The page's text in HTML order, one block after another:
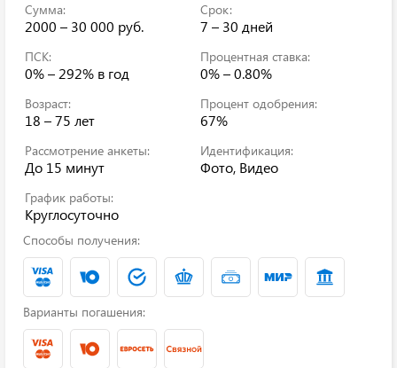
Сумма:
2000 – 30 000 руб.
Срок:
7 – 30 дней
ПСК:
0% – 292% в год
Процентная ставка:
0% – 0.80%
Возраст:
18 – 75 лет
Процент одобрения:
67%
Рассмотрение анкеты:
До 15 минут
Идентификация:
Фото, Видео
График работы:
Круглосуточно
Способы получения:
Варианты погашения: